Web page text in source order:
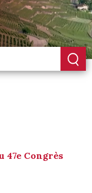
Congrès